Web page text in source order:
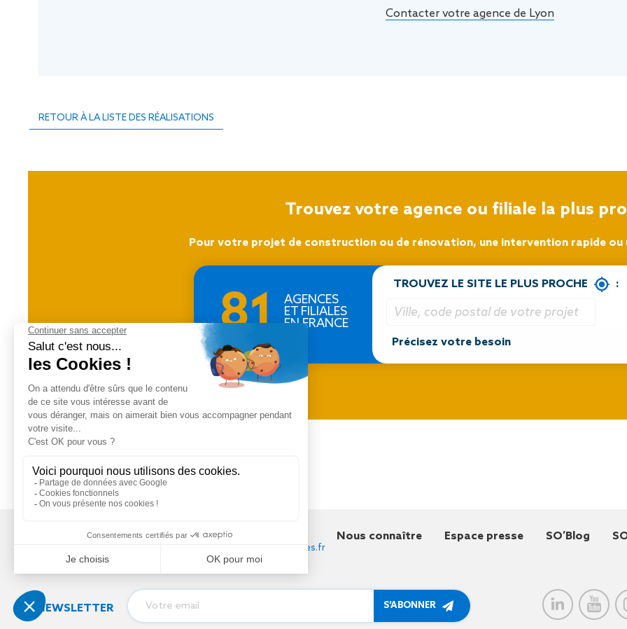
Contacter votre agence de Lyon
RETOUR À LA LISTE DES RÉALISATIONS
Trouvez votre agence ou filiale la plus
Pour votre projet de construction ou de rénovation, une intervention rapide ou
81
AGENCES
ET FILIALES
EN FRANCE
TROUVEZ LE SITE LE PLUS PROCHE :
Tél: 03 88 79 84 00
contact@soprema-entreprises.fr
Nous connaître Espace presse SO’Blog
NEWSLETTER